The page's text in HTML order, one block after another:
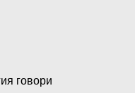
говори